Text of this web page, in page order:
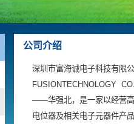
公司介绍
深圳市富海诚电子科技有限
FUSIONTECHNOLOGY
——华强北，是一家以经营
电位器及相关电子元器件产